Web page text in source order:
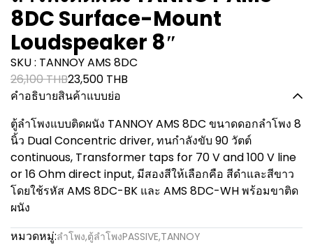
8DC Surface-Mount
Loudspeaker 8″
SKU : TANNOY AMS 8DC
26,100 THB23,500 THB
คำอธิบายสินค้าแบบย่อ
ตู้ลำโพงแบบติดผนัง TANNOY AMS 8DC ขนาดดอกลำโพง 8
นิ้ว Dual Concentric driver, ทนกำลังขับ 90 วัตต์
continuous, Transformer taps for 70 V and 100 V line
or 16 Ohm direct input, มีสองสีให้เลือกคือ สีดำและสีขาว
โดยใช้รหัส AMS 8DC-BK และ AMS 8DC-WH พร้อมขาติด
ผนัง
หมวดหมู่:ลำโพง,ตู้ลำโพงPASSIVE,TANNOY